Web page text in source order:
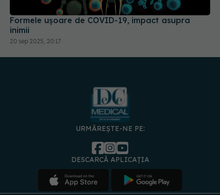
Formele ușoare de COVID-19, impact asupra
inimii
20 sep 2025, 20:17
URMĂREȘTE-NE PE:
DESCARCĂ APLICAȚIA